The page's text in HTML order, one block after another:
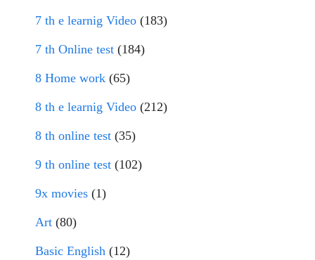
7 th e learnig Video (183)
7 th Online test (184)
8 Home work (65)
8 th e learnig Video (212)
8 th online test (35)
9 th online test (102)
9x movies (1)
Art (80)
Basic English (12)